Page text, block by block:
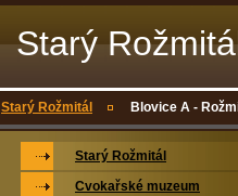
Starý
Starý Rožmitál Blovice A -
Starý Rožmitál
Cvokařské muzeum